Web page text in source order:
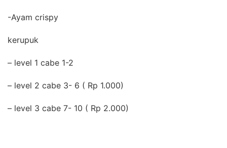
-Ayam crispy
kerupuk
– level 1 cabe 1-2
– level 2 cabe 3- 6 ( Rp 1.000)
– level 3 cabe 7- 10 ( Rp 2.000)